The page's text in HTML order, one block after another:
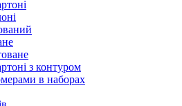
з контуром
в наборах